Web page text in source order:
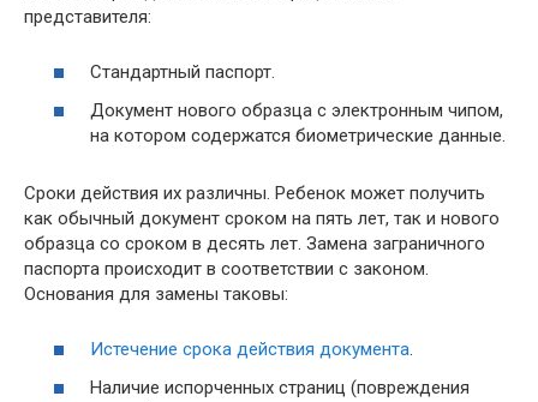
представителя:
Стандартный паспорт.
Документ нового образца с электронным чипом,
на котором содержатся биометрические данные.
Сроки действия их различны. Ребенок может получить
как обычный документ сроком на пять лет, так и нового
образца со сроком в десять лет. Замена заграничного
паспорта происходит в соответствии с законом.
Основания для замены таковы:
Истечение срока действия документа.
Наличие испорченных страниц (повреждения